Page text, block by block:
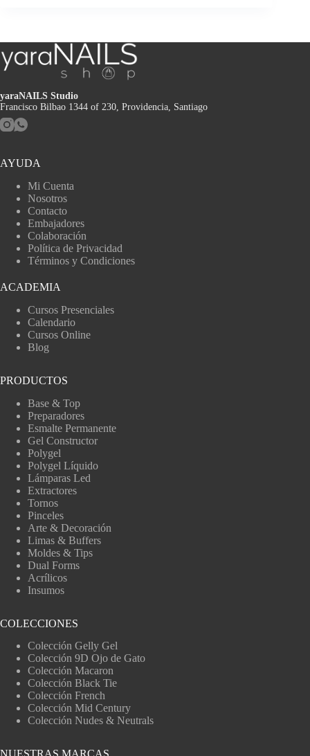
yaraNAILS Studio
Francisco Bilbao 1344 of 230, Providencia, Santiago
AYUDA
Mi Cuenta
Nosotros
Contacto
Embajadores
Colaboración
Política de Privacidad
Términos y Condiciones
ACADEMIA
Cursos Presenciales
Calendario
Cursos Online
Blog
PRODUCTOS
Base & Top
Preparadores
Esmalte Permanente
Gel Constructor
Polygel
Polygel Líquido
Lámparas Led
Extractores
Tornos
Pinceles
Arte & Decoración
Limas & Buffers
Moldes & Tips
Dual Forms
Acrílicos
Insumos
COLECCIONES
Colección Gelly Gel
Colección 9D Ojo de Gato
Colección Macaron
Colección Black Tie
Colección French
Colección Mid Century
Colección Nudes & Neutrals